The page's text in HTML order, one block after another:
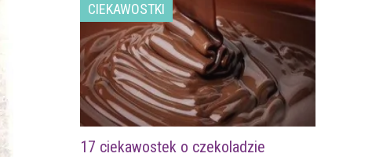
CIEKAWOSTKI
17 ciekawostek o czekoladzie